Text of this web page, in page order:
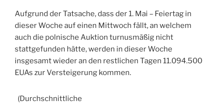
Aufgrund der Tatsache, dass der 1. Mai – Feiertag in
dieser Woche auf einen Mittwoch fällt, an welchem
auch die polnische Auktion turnusmäßig nicht
stattgefunden hätte, werden in dieser Woche
insgesamt wieder an den restlichen Tagen 11.094.500
EUAs zur Versteigerung kommen.
(Durchschnittliche